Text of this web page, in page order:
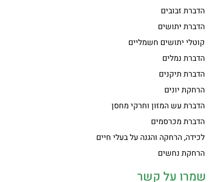
הדברת זבובים
הדברת יתושים
קוטלי יתושים חשמליים
הדברת נמלים
הדברת תיקנים
הרחקת יונים
הדברת עש המזון וחרקי מחסן
הדברת מכרסמים
לכידה, הרחקה והגנה על בעלי חיים
הרחקת נחשים
שמרו על קשר